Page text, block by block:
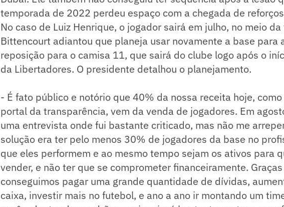
temporada de 2022 perdeu espaço com a chegada de
No caso de Luiz Henrique, o jogador sairá em julho, no meio
Bittencourt adiantou que planeja usar novamente a base para
reposição para o camisa 11, que sairá do clube logo após o
da Libertadores. O presidente detalhou o planejamento.
- É fato público e notório que 40% da nossa receita hoje,
portal da transparência, vem da venda de jogadores. Em
uma entrevista onde fui bastante criticado, mas não me
solução era ter pelo menos 30% de jogadores da base no
que eles performem e ao mesmo tempo sejam os ativos para
vender, e não ter que se comprometer financeiramente.
conseguimos pagar uma grande quantidade de dívidas,
caixa, investir mais no futebol, e ano a ano ir montando um